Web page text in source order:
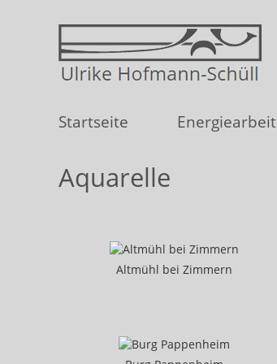
Startseite Energiearbeit
Aquarelle
Altmühl bei Zimmern